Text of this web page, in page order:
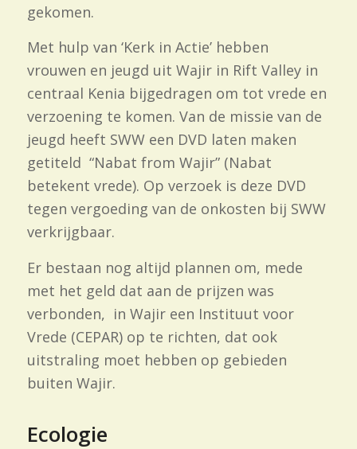
gekomen.
Met hulp van ‘Kerk in Actie’ hebben
vrouwen en jeugd uit Wajir in Rift Valley in
centraal Kenia bijgedragen om tot vrede en
verzoening te komen. Van de missie van de
jeugd heeft SWW een DVD laten maken
getiteld “Nabat from Wajir” (Nabat
betekent vrede). Op verzoek is deze DVD
tegen vergoeding van de onkosten bij SWW
verkrijgbaar.
Er bestaan nog altijd plannen om, mede
met het geld dat aan de prijzen was
verbonden, in Wajir een Instituut voor
Vrede (CEPAR) op te richten, dat ook
uitstraling moet hebben op gebieden
buiten Wajir.
Ecologie